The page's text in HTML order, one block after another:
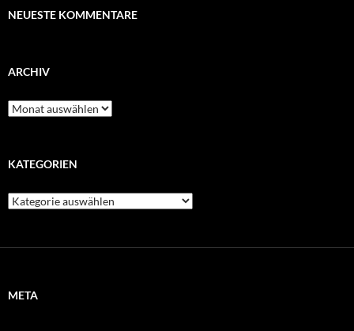
NEUESTE KOMMENTARE
ARCHIV
Archiv
KATEGORIEN
Kategorien
META